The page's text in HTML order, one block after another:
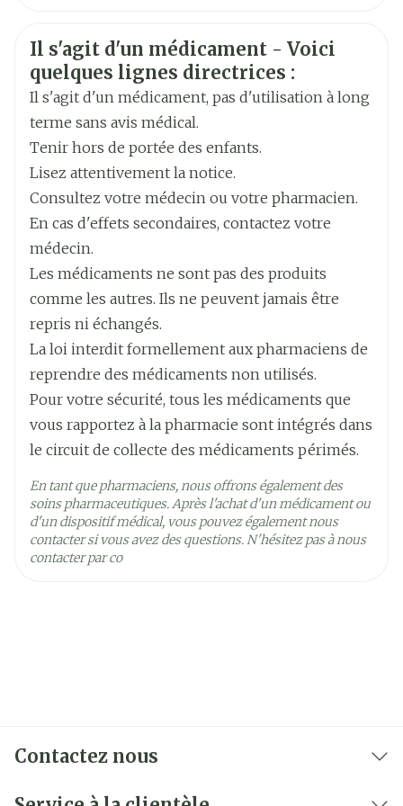
précédentes administrations n'ont pas entraîné
de réaction allergique. Arrêtez d'utiliser
Copaxone et contactez immédiatement votre
médecin ou rendez-vous au service d'urgences
de l'hôpital le plus proche, si vous remarquez la
survenue soudaine de l'un des effets indésirables
suivants : • éruption cutanée étendue (taches
rouges ou urticaire) • gonflement des paupières,
du visage, des lèvres, de la bouche, de la gorge ou
de la langue • essoufflement brutal,
essoufflement soudain ou respiration sifflante •
convulsions (crises) • difficultés à avaler ou à
parler • syncope, étourdissement ou
évanouissement • état de choc. Autres réactions
pouvant survenir après l'injection (réactions
immédiates après l'injection) Certaines
personnes peuvent développer un ou plusieurs
suivant l'injection de Copaxone. Ces symptômes
ne causent normalement aucun problème et
disparaissent habituellement dans la demi-
heure. Néanmoins, si les symptômes suivants
(palpitations, tachycardie). Troubles hépatiques
troubles hépatiques, y compris une insuffisance
Marques Teva
Largeur 78 mm
Longueur 165 mm
Profondeur 68 mm
Quantité Du
Paquet
12
Ingrédients
Actifs
Préservation Réfrigérateur (2°C - 8°C)
Allemand Néerlandais
Néerlandais
Informations sur la sécurité
Il s'agit d'un médicament - Voici
quelques lignes directrices :
Il s'agit d'un médicament, pas d'utilisation à long
terme sans avis médical.
Tenir hors de portée des enfants.
Lisez attentivement la notice.
Consultez votre médecin ou votre pharmacien.
En cas d'effets secondaires, contactez votre
médecin.
Les médicaments ne sont pas des produits
comme les autres. Ils ne peuvent jamais être
repris ni échangés.
La loi interdit formellement aux pharmaciens de
reprendre des médicaments non utilisés.
Pour votre sécurité, tous les médicaments que
vous rapportez à la pharmacie sont intégrés dans
le circuit de collecte des médicaments périmés.
En tant que pharmaciens, nous offrons également des
soins pharmaceutiques. Après l'achat d'un médicament ou
d'un dispositif médical, vous pouvez également nous
contacter si vous avez des questions. N'hésitez pas à nous
contacter par co
Contactez nous